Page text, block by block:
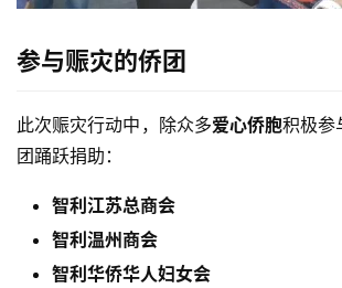
参与赈灾的侨团
此次赈灾行动中，除众多爱心侨胞积极参
团踊跃捐助：
智利江苏总商会
智利温州商会
智利华侨华人妇女会